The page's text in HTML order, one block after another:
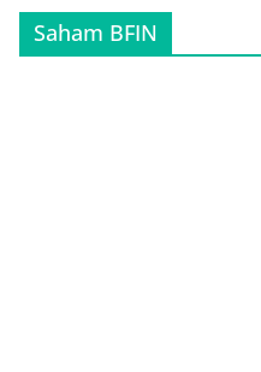
Saham BFIN